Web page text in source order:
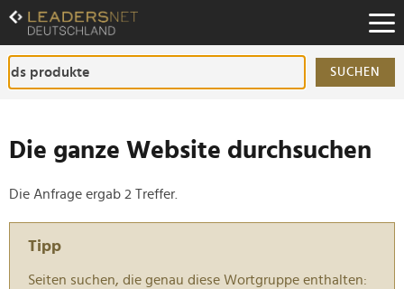
Zum
Inhalt
Zur
Fußzeilen-
Navigation
SUCHEN
Die ganze Website durchsuchen
Die Anfrage ergab 2 Treffer.
Tipp
Seiten suchen, die genau diese Wortgruppe enthalten: